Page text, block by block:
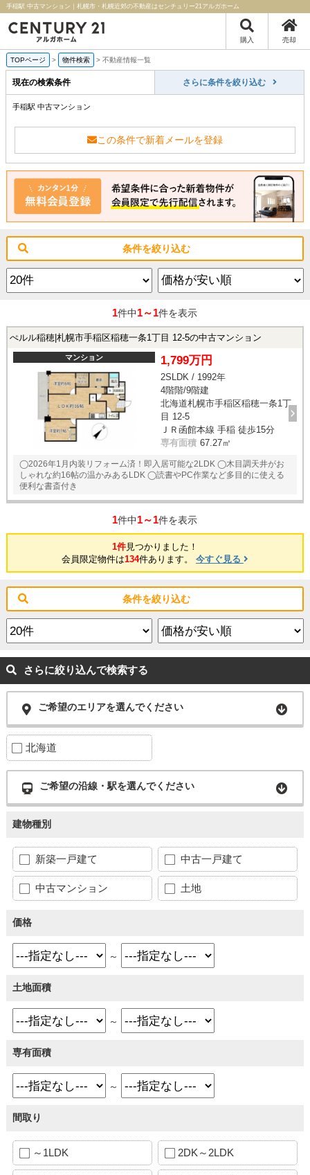
手稲駅 中古マンション｜札幌市・札幌近郊の不動産はセンチュリー21アルガホーム
購入 売却
TOPページ > 物件検索 > 不動産情報一覧
現在の検索条件 さらに条件を絞り込む
手稲駅 中古マンション
この条件で新着メールを登録
条件を絞り込む
1件中1～1件を表示
ぺルル稲穂|札幌市手稲区稲穂一条1丁目 12-5の中古マンション
マンション 1,799万円
2SLDK / 1992年
4階階/9階建
北海道札幌市手稲区稲穂一条1丁
目 12-5
ＪＲ函館本線 手稲 徒歩15分
専有面積 67.27㎡
◯2026年1月内装リフォーム済！即入居可能な2LDK ◯木目調天井がお
しゃれな約16帖の温かみあるLDK ◯読書やPC作業など多目的に使える
便利な書斎付き
1件中1～1件を表示
1件見つかりました！
会員限定物件は134件あります。 今すぐ見る
条件を絞り込む
さらに絞り込んで検索する
ご希望のエリアを選んでください
北海道
ご希望の沿線・駅を選んでください
建物種別
新築一戸建て 中古一戸建て
中古マンション 土地
価格
～
土地面積
～
専有面積
～
間取り
～1LDK 2DK～2LDK